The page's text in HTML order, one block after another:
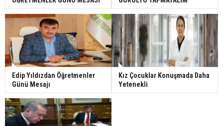
Edip Yıldızdan Öğretmenler
Günü Mesajı
Kız Çocuklar Konuşmada Daha
Yetenekli